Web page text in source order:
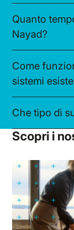
Quanto
Nayad?
Come
sistemi
Che tipo di
Scopri i